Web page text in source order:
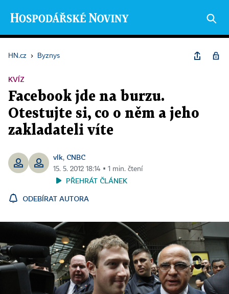
HN.cz › Byznys
KVÍZ
Facebook jde na burzu.
Otestujte si, co o něm a jeho
zakladateli víte
vlk, CNBC
15. 5. 2012 18:14 ▪ 1 min. čtení
PŘEHRÁT ČLÁNEK
ODEBÍRAT AUTORA